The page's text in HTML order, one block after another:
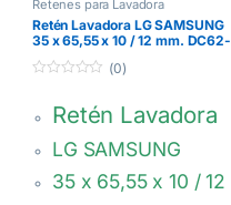
Retenes para Lavadora
Retén Lavadora LG SAMSUNG
35 x 65,55 x 10 / 12 mm. DC62-
00008A
e
(0)
Retén Lavadora
LG SAMSUNG
35 x 65,55 x 10 / 12